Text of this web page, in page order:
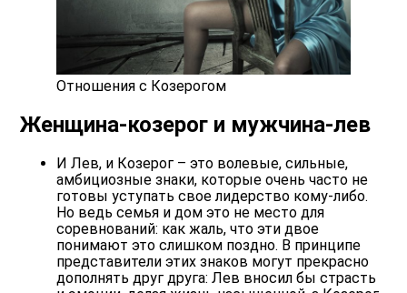
Отношения с Козерогом
Женщина-козерог и мужчина-лев
И Лев, и Козерог – это волевые, сильные,
амбициозные знаки, которые очень часто не
готовы уступать свое лидерство кому-либо.
Но ведь семья и дом это не место для
соревнований: как жаль, что эти двое
понимают это слишком поздно. В принципе
представители этих знаков могут прекрасно
дополнять друг друга: Лев вносил бы страсть